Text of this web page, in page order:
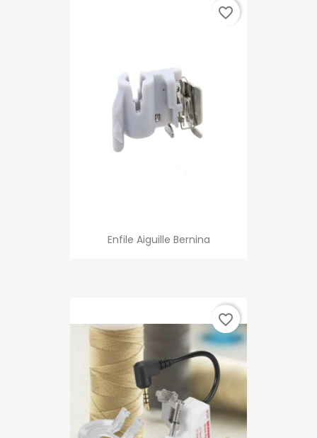
Enfile Aiguille Bernina
favorite_border
favorite_border